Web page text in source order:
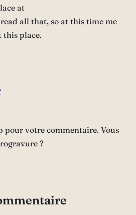
at
all that, so at this time me
this place.
pour votre commentaire. Vous
?